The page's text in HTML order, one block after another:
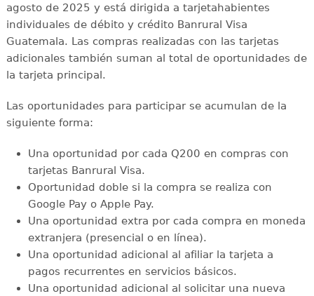
agosto de 2025 y está dirigida a tarjetahabientes
individuales de débito y crédito Banrural Visa
Guatemala. Las compras realizadas con las tarjetas
adicionales también suman al total de oportunidades de
la tarjeta principal.
Las oportunidades para participar se acumulan de la
siguiente forma:
Una oportunidad por cada Q200 en compras con
tarjetas Banrural Visa.
Oportunidad doble si la compra se realiza con
Google Pay o Apple Pay.
Una oportunidad extra por cada compra en moneda
extranjera (presencial o en línea).
Una oportunidad adicional al afiliar la tarjeta a
pagos recurrentes en servicios básicos.
Una oportunidad adicional al solicitar una nueva